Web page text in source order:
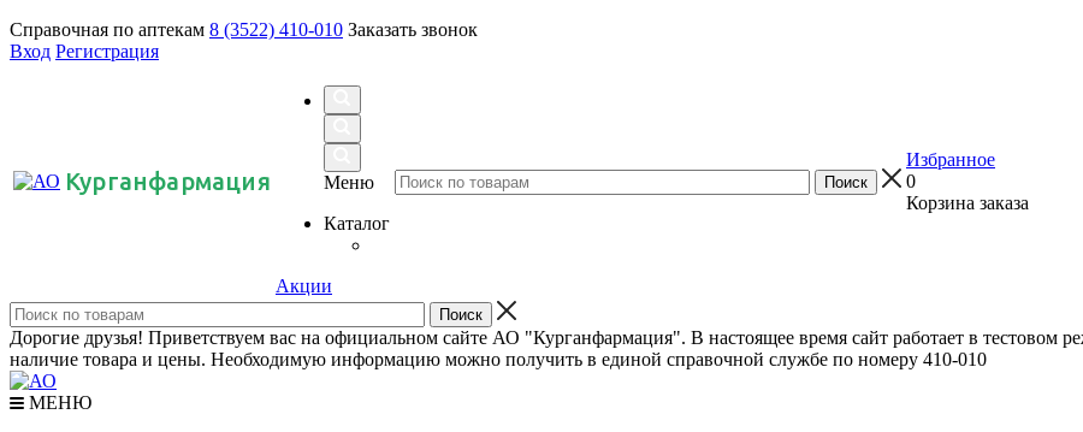
Справочная по аптекам 8 (3522) 410-010 Заказать звонок
Вход Регистрация
Курганфармация
Меню
Каталог
Акции
Избранное
0
Корзина заказа
Дорогие друзья! Приветствуем вас на официальном сайте АО "Курганфармация". В настоящее время сайт работает в тестовом
наличие товара и цены. Необходимую информацию можно получить в единой справочной службе по номеру 410-010
МЕНЮ